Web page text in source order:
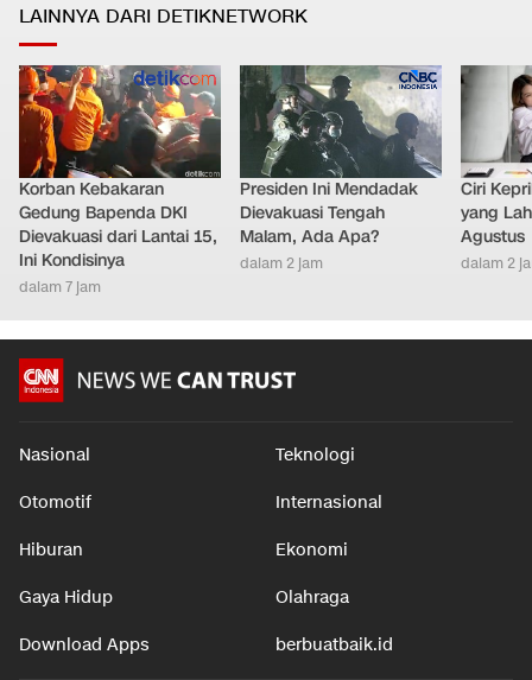
LAINNYA DARI DETIKNETWORK
Korban Kebakaran
Gedung Bapenda DKI
Dievakuasi dari Lantai 15,
Ini Kondisinya
dalam 7 jam
Presiden Ini Mendadak
Dievakuasi Tengah
Malam, Ada Apa?
dalam 2 jam
Ciri
yang
Agustus
dalam 2
Nasional Teknologi
Otomotif Internasional
Hiburan Ekonomi
Gaya Hidup Olahraga
Download Apps berbuatbaik.id